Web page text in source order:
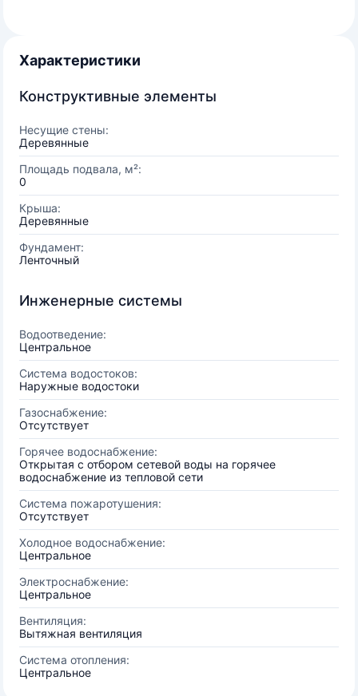
Характеристики
Конструктивные элементы
Несущие стены:
Деревянные
Площадь подвала, м²:
0
Крыша:
Деревянные
Фундамент:
Ленточный
Инженерные системы
Водоотведение:
Центральное
Система водостоков:
Наружные водостоки
Газоснабжение:
Отсутствует
Горячее водоснабжение:
Открытая с отбором сетевой воды на горячее
водоснабжение из тепловой сети
Система пожаротушения:
Отсутствует
Холодное водоснабжение:
Центральное
Электроснабжение:
Центральное
Вентиляция:
Вытяжная вентиляция
Система отопления:
Центральное